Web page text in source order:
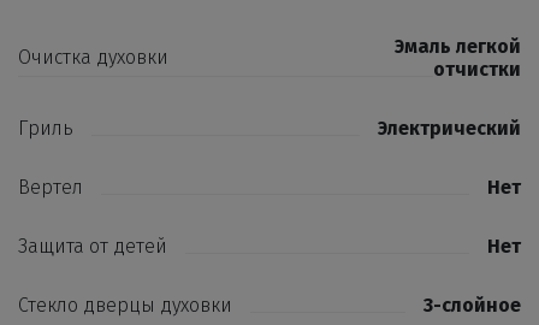
Очистка духовки
Эмаль легкой
отчистки
Гриль Электрический
Вертел Нет
Защита от детей Нет
Стекло дверцы духовки 3-слойное